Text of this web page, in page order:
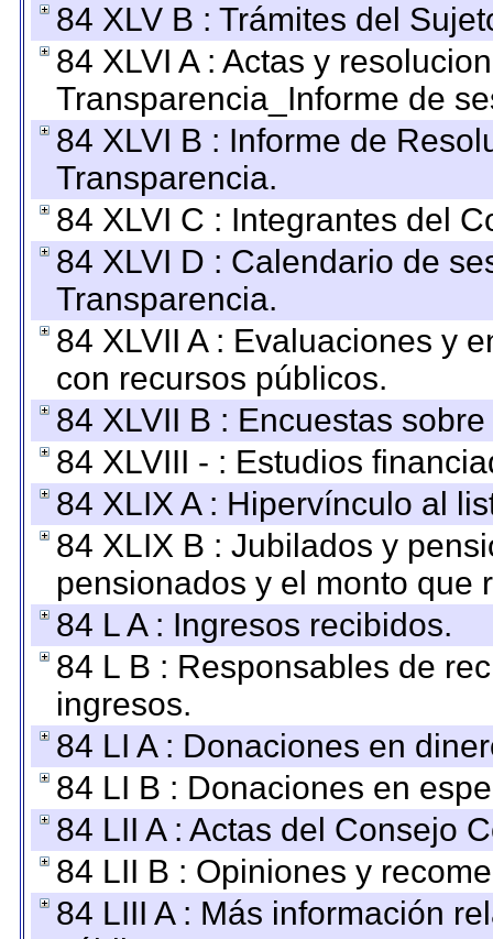
84 XLV B : Trámites del
84 XLVI A : Actas y
Transparencia_Informe de
84 XLVI B : Informe de
Transparencia.
84 XLVI C : Integrantes del
84 XLVI D : Calendario de
Transparencia.
84 XLVII A : Evaluaciones y
con recursos públicos.
84 XLVII B : Encuestas
84 XLVIII - : Estudios
84 XLIX A : Hipervínculo al
84 XLIX B : Jubilados y
pensionados y el monto que
84 L A : Ingresos recibidos.
84 L B : Responsables de
ingresos.
84 LI A : Donaciones en
84 LI B : Donaciones en
84 LII A : Actas del Consejo
84 LII B : Opiniones y
84 LIII A : Más información